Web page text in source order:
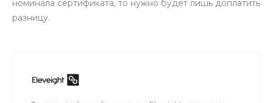
номинала сертификата, то нужно будет лишь доплатить
разницу.